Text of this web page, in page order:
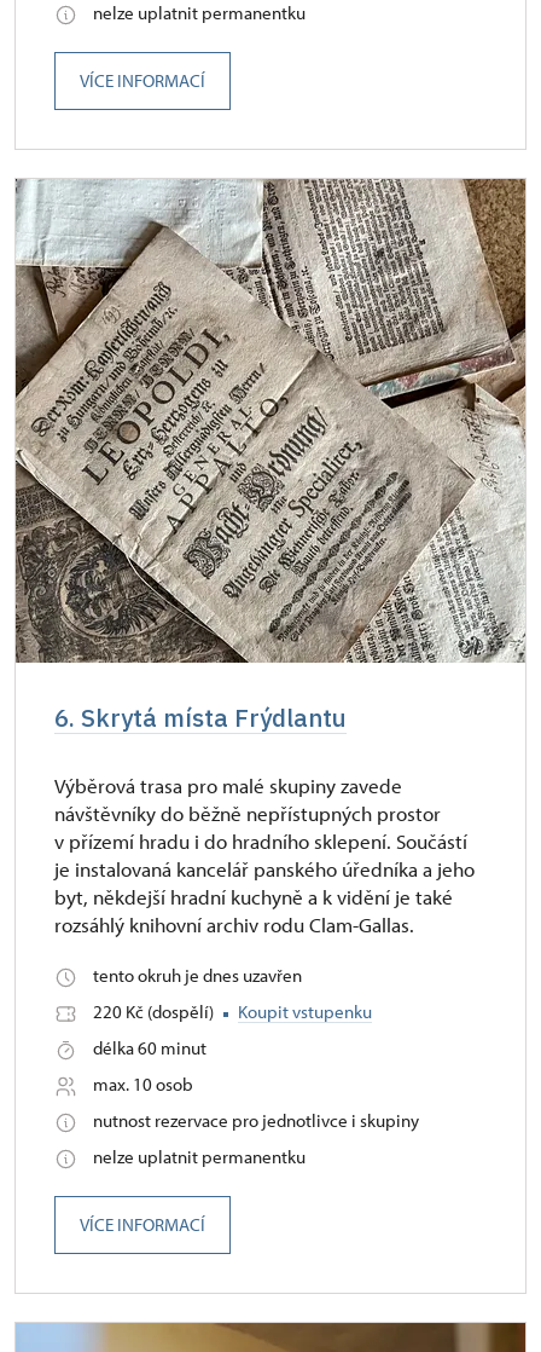
nelze uplatnit permanentku
VÍCE INFORMACÍ
6. Skrytá místa Frýdlantu
Výběrová trasa pro malé skupiny zavede
návštěvníky do běžně nepřístupných prostor
v přízemí hradu i do hradního sklepení. Součástí
je instalovaná kancelář panského úředníka a jeho
byt, někdejší hradní kuchyně a k vidění je také
rozsáhlý knihovní archiv rodu Clam-Gallas.
tento okruh je dnes uzavřen
220 Kč (dospělí)
Koupit vstupenku
délka 60 minut
max. 10 osob
nutnost rezervace pro jednotlivce i skupiny
nelze uplatnit permanentku
VÍCE INFORMACÍ